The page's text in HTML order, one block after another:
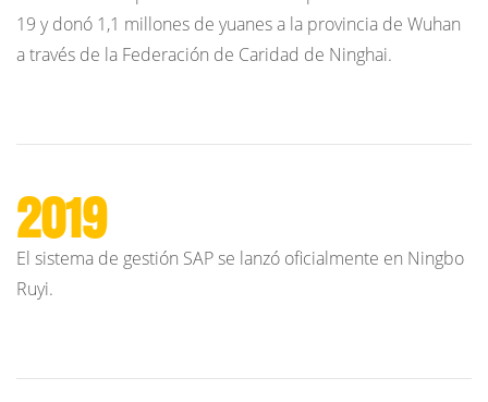
19 y donó 1,1 millones de yuanes a la provincia de Wuhan
a través de la Federación de Caridad de Ninghai.
2019
El sistema de gestión SAP se lanzó oficialmente en Ningbo
Ruyi.